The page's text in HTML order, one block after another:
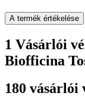
A termék értékelése
1 Vásárlói
Biofficina
180 vásárlói